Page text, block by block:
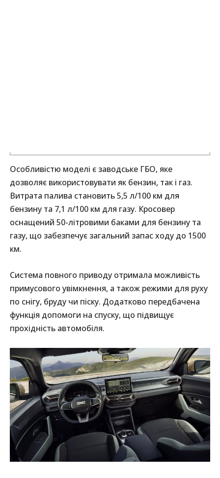
Особливістю моделі є заводське ГБО, яке
дозволяє використовувати як бензин, так і газ.
Витрата палива становить 5,5 л/100 км для
бензину та 7,1 л/100 км для газу. Кросовер
оснащений 50-літровими баками для бензину та
газу, що забезпечує загальний запас ходу до 1500
км.
Система повного приводу отримала можливість
примусового увімкнення, а також режими для руху
по снігу, бруду чи піску. Додатково передбачена
функція допомоги на спуску, що підвищує
прохідність автомобіля.